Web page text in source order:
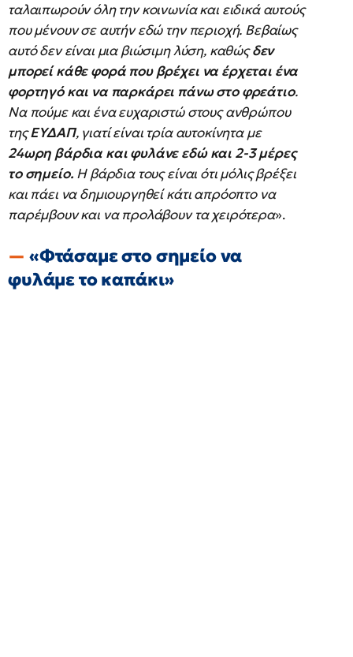
ταλαιπωρούν όλη την κοινωνία και ειδικά αυτούς
που μένουν σε αυτήν εδώ την περιοχή. Βεβαίως
αυτό δεν είναι μια βιώσιμη λύση, καθώςδεν
μπορεί κάθε φορά που βρέχει να έρχεται ένα
φορτηγό και να παρκάρει πάνω στο φρεάτιο.
Να πούμε και ένα ευχαριστώ στους ανθρώπου
τηςΕΥΔΑΠ, γιατί είναι τρία αυτοκίνητα με
24ωρη βάρδια και φυλάνε εδώ και 2-3 μέρες
το σημείο. Η βάρδια τους είναι ότι μόλις βρέξει
και πάει να δημιουργηθεί κάτι απρόοπτο να
παρέμβουν και να προλάβουν τα χειρότερα».
«Φτάσαμε στο σημείο να
φυλάμε το καπάκι»